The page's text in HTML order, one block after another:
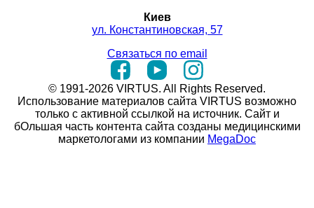
Киев
ул. Константиновская, 57
Связаться по email
© 1991-2026 VIRTUS. All Rights Reserved.
Использование материалов сайта VIRTUS возможно
только с активной ссылкой на источник. Сайт и
бОльшая часть контента сайта созданы медицинскими
маркетологами из компании MegaDoc